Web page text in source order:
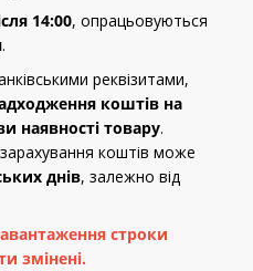
14:00, опрацьовуються
.
реквізитами,
коштів на
наявності товару.
коштів може
днів, залежно від
строки
змінені.